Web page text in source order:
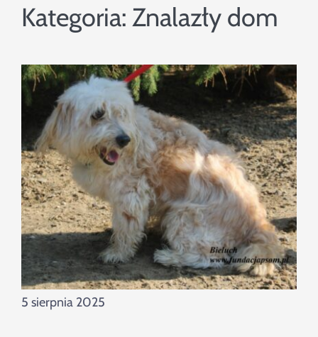
Kategoria: Znalazły dom
5 sierpnia 2025